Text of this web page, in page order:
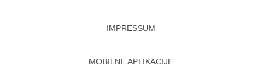
IMPRESSUM
MOBILNE APLIKACIJE